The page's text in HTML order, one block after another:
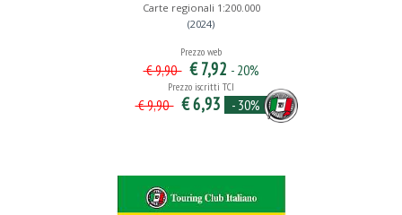
Carte regionali 1:200.000
(2024)
Prezzo web
€ 9,90 € 7,92 - 20%
Prezzo iscritti TCI
€ 9,90 € 6,93 - 30%